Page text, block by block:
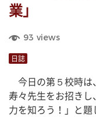
業」
93 views
日誌
今日の第５校時は
寿々先生をお招き
力を知ろう！」と